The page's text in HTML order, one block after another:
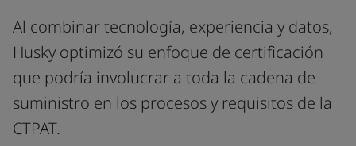
Al combinar tecnología, experiencia y datos,
Husky optimizó su enfoque de certificación
que podría involucrar a toda la cadena de
suministro en los procesos y requisitos de la
CTPAT.